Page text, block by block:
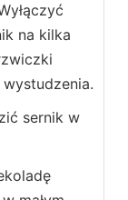
na kilka
sernik w